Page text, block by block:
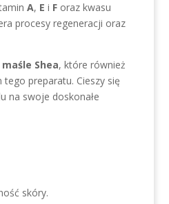
A, E i Foraz kwasu
procesy regeneracji oraz
maśle Shea, które również
preparatu. Cieszy się
na swoje doskonałe
skóry.